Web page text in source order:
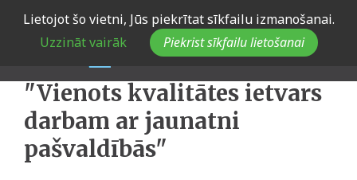
Lietojot šo vietni, Jūs piekrītat sīkfailu izmanošanai.
Uzzināt vairāk
Piekrist sīkfailu lietošanai
Publicēts 2025. gada
pašvērtējuma apkopojums
"Vienots kvalitātes ietvars
darbam ar jaunatni
pašvaldībās"